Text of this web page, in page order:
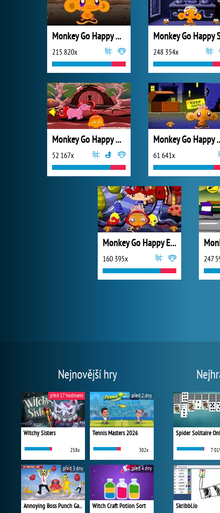
Monkey Go Happy Western 2
215 820x 248 354x
Monkey Go Happy New Stage 0006
52 167x
Monkey
61 641x
Monkey Go Happy Eggs
160 395x 247
Nejnovější hry
Witchy Sisters
258x
před 17 hodinami
Tennis Masters 2026
302x
před 2 dny
Annoying Boss Punch Game
před 3 dny
Witch Craft Potion Sort
před 4 dny
Spider Solitaire
7
Skribbl.io